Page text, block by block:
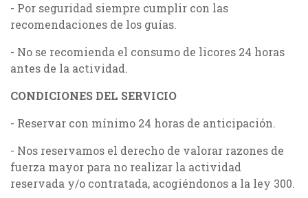
- Por seguridad siempre cumplir con las
recomendaciones de los guías.
- No se recomienda el consumo de licores 24 horas
antes de la actividad.
CONDICIONES DEL SERVICIO
- Reservar con mínimo 24 horas de anticipación.
- Nos reservamos el derecho de valorar razones de
fuerza mayor para no realizar la actividad
reservada y/o contratada, acogiéndonos a la ley 300.